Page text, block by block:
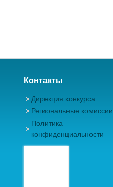
Контакты
Дирекция конкурса
Региональные комиссии
Политика
конфиденциальности